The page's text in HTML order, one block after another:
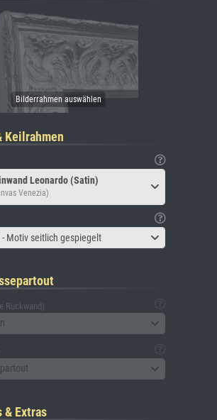
Keilrahmen
Leonardo (Satin)
Venezia)
Motiv seitlich gespiegelt
Rückwand)
& Extras